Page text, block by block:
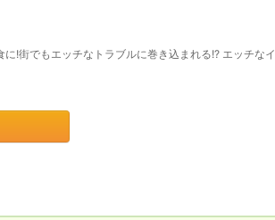
!街でもエッチなトラブルに巻き込まれる!? エッチなイ